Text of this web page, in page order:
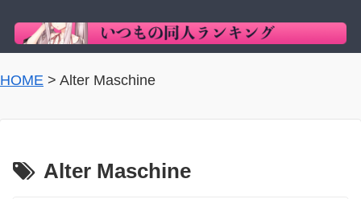
HOME > Alter Maschine
Alter Maschine